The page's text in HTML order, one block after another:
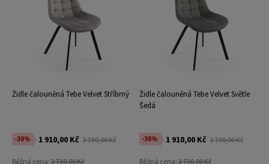
Židle čalouněná Tebe Velvet Stříbrný
-30% 1 910,00 Kč 2 730,00 Kč
Běžná cena: 2 730,00 Kč
Židle čalouněná Tebe Velvet Světle
Šedá
-30% 1 910,00 Kč 2 730,00 Kč
Běžná cena:2 730,00 Kč